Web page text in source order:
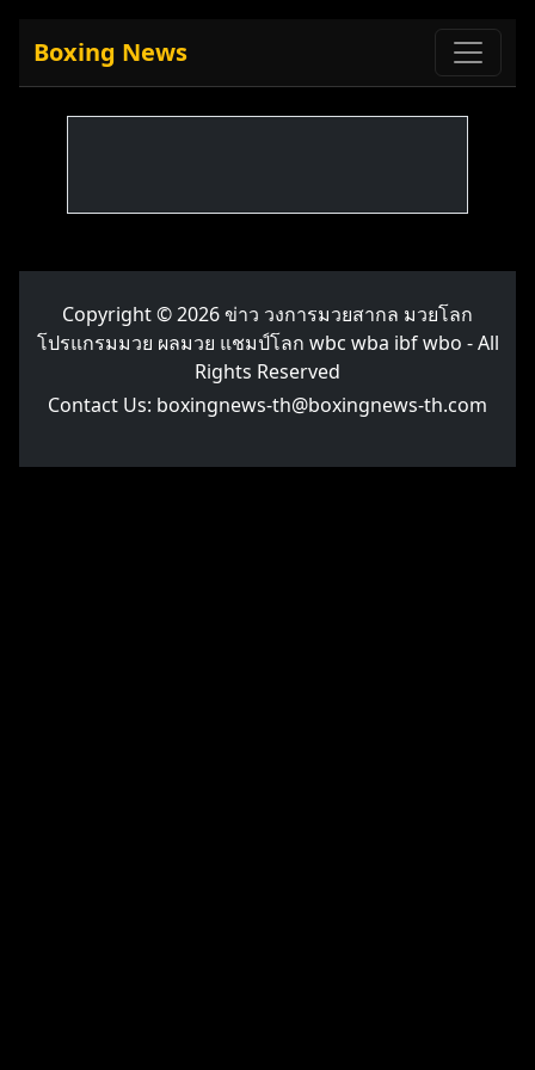
Boxing News
Copyright © 2026ข่าว วงการมวยสากล มวยโลก
โปรแกรมมวย ผลมวย แชมป์โลก wbc wba ibf wbo - All
Rights Reserved
Contact Us: boxingnews-th@boxingnews-th.com